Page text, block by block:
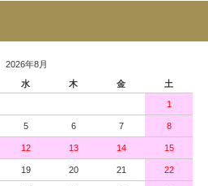
2026年8月
水 木 金 土
1
5 6 7 8
12 13 14 15
19 20 21 22